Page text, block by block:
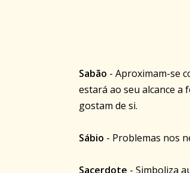
Sabão - Aproximam-se
estará ao seu alcance a
gostam de si.
Sábio - Problemas nos
Sacerdote - Simboliza